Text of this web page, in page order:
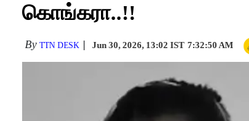
கொங்கரா..!!
By TTN DESK Jun 30, 2026, 13:02 IST 7:32:50 AM